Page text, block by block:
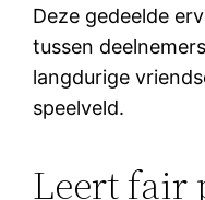
Deze gedeelde
tussen
langdurige
speelveld.
Leert fair